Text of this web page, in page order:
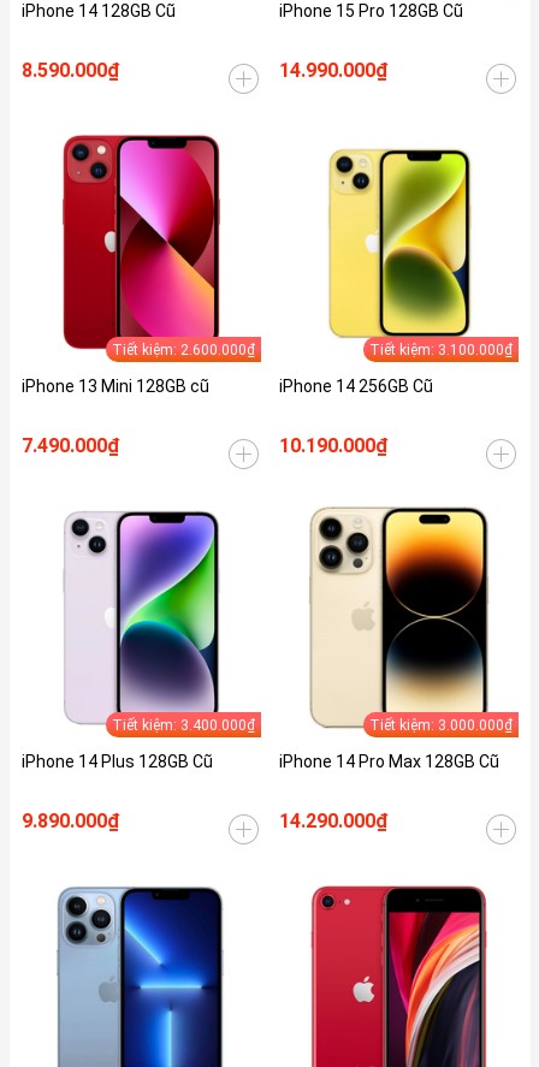
iPhone 14 128GB Cũ
8.590.000₫
iPhone 15 Pro 128GB Cũ
14.990.000₫
Tiết kiệm: 2.600.000₫
iPhone 13 Mini 128GB cũ
7.490.000₫
Tiết kiệm: 3.100.000₫
iPhone 14 256GB Cũ
10.190.000₫
Tiết kiệm: 3.400.000₫
iPhone 14 Plus 128GB Cũ
9.890.000₫
Tiết kiệm: 3.000.000₫
iPhone 14 Pro Max 128GB Cũ
14.290.000₫